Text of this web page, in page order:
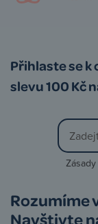
Přihlaste se
slevu 100 Kč
Rozumíme
Navštivte